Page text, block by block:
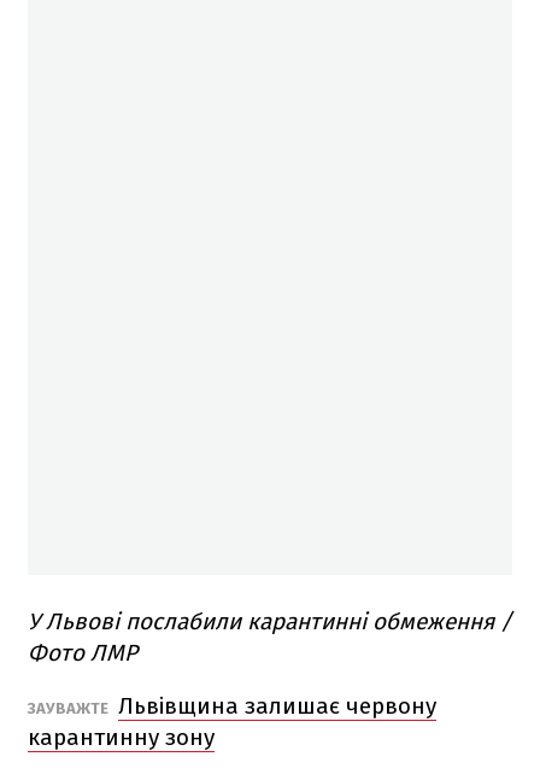
У Львові послабили карантинні обмеження /
Фото ЛМР
ЗАУВАЖТЕ Львівщина залишає червону
карантинну зону